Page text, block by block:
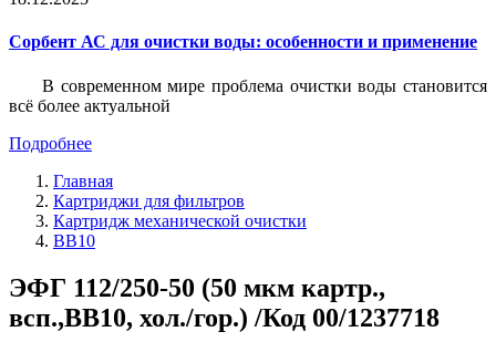
Сорбент АС для очистки воды: особенности и применение
В современном мире проблема очистки воды становится
всё более актуальной
Подробнее
Главная
Картриджи для фильтров
Картридж механической очистки
ВВ10
ЭФГ 112/250-50 (50 мкм картр.,
всп.,BB10, хол./гор.) /Код 00/1237718